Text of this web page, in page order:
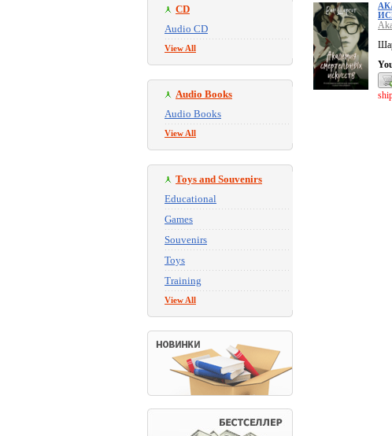
CD
Audio CD
View All
Audio Books
Audio Books
View All
Toys and Souvenirs
Educational
Games
Souvenirs
Toys
Training
View All